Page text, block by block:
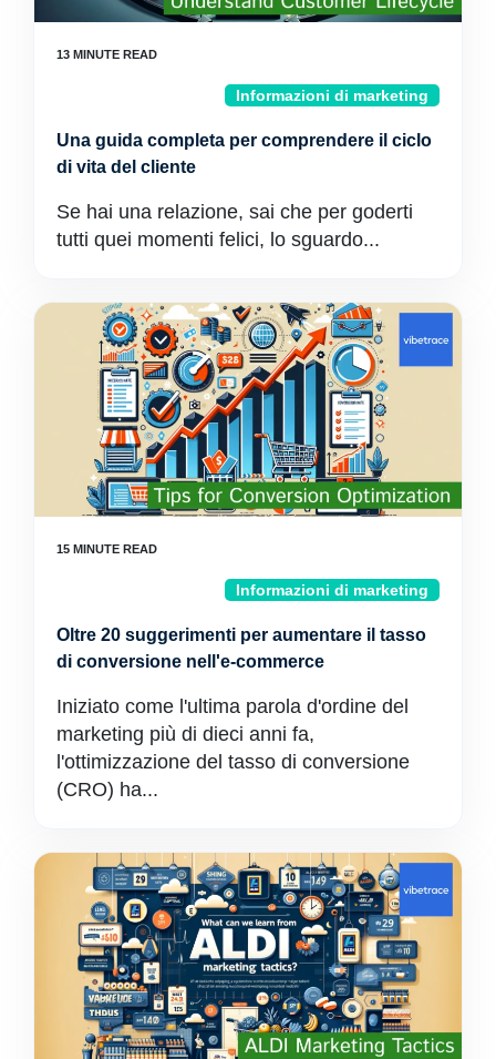
Informazioni di marketing
Una guida completa per comprendere il ciclo
di vita del cliente
Se hai una relazione, sai che per goderti
tutti quei momenti felici, lo sguardo...
Informazioni di marketing
Oltre 20 suggerimenti per aumentare il tasso
di conversione nell'e-commerce
Iniziato come l'ultima parola d'ordine del
marketing più di dieci anni fa,
l'ottimizzazione del tasso di conversione
(CRO) ha...